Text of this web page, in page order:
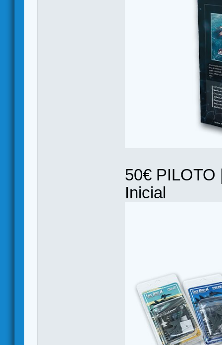
50€
Inicial